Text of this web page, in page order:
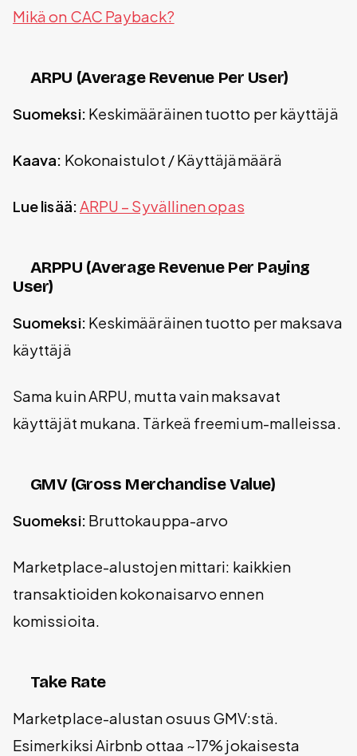
Mikä on CAC Payback?
ARPU (Average Revenue Per User)
Suomeksi: Keskimääräinen tuotto per käyttäjä
Kaava: Kokonaistulot / Käyttäjämäärä
Lue lisää:ARPU – Syvällinen opas
ARPPU (Average Revenue Per Paying
User)
Suomeksi: Keskimääräinen tuotto per maksava
käyttäjä
Sama kuin ARPU, mutta vain maksavat
käyttäjät mukana. Tärkeä freemium-malleissa.
GMV (Gross Merchandise Value)
Suomeksi: Bruttokauppa-arvo
Marketplace-alustojen mittari: kaikkien
transaktioiden kokonaisarvo ennen
komissioita.
Take Rate
Marketplace-alustan osuus GMV:stä.
Esimerkiksi Airbnb ottaa ~17% jokaisesta